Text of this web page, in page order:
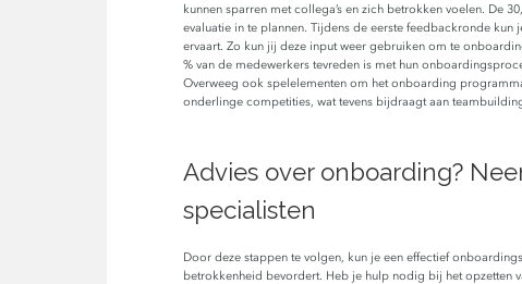
kunnen sparren met collega’s en zich betrokken voelen. De
evaluatie in te plannen. Tijdens de eerste feedbackronde
ervaart. Zo kun jij deze input weer gebruiken om te
% van de medewerkers tevreden is met hun
Overweeg ook spelelementen om het onboarding
onderlinge competities, wat tevens bijdraagt aan
Advies over onboarding?
specialisten
Door deze stappen te volgen, kun je een effectief
betrokkenheid bevordert. Heb je hulp nodig bij het opzetten